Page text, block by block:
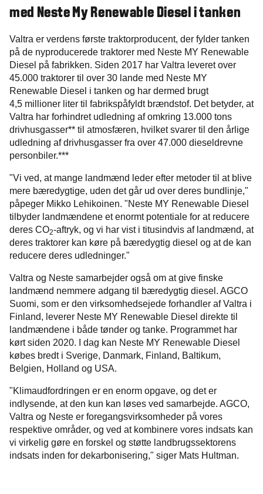
med Neste My Renewable Diesel i tanken
Valtra er verdens første traktorproducent, der fylder tanken
på de nyproducerede traktorer med Neste MY Renewable
Diesel på fabrikken. Siden 2017 har Valtra leveret over
45.000 traktorer til over 30 lande med Neste MY
Renewable Diesel i tanken og har dermed brugt
4,5 millioner liter til fabrikspåfyldt brændstof. Det betyder, at
Valtra har forhindret udledning af omkring 13.000 tons
drivhusgasser** til atmosfæren, hvilket svarer til den årlige
udledning af drivhusgasser fra over 47.000 dieseldrevne
personbiler.***
"Vi ved, at mange landmænd leder efter metoder til at blive
mere bæredygtige, uden det går ud over deres bundlinje,"
påpeger Mikko Lehikoinen. "Neste MY Renewable Diesel
tilbyder landmændene et enormt potentiale for at reducere
deres CO2-aftryk, og vi har vist i titusindvis af landmænd, at
deres traktorer kan køre på bæredygtig diesel og at de kan
reducere deres udledninger."
Valtra og Neste samarbejder også om at give finske
landmænd nemmere adgang til bæredygtig diesel. AGCO
Suomi, som er den virksomhedsejede forhandler af Valtra i
Finland, leverer Neste MY Renewable Diesel direkte til
landmændene i både tønder og tanke. Programmet har
kørt siden 2020. I dag kan Neste MY Renewable Diesel
købes bredt i Sverige, Danmark, Finland, Baltikum,
Belgien, Holland og USA.
"Klimaudfordringen er en enorm opgave, og det er
indlysende, at den kun kan løses ved samarbejde. AGCO,
Valtra og Neste er foregangsvirksomheder på vores
respektive områder, og ved at kombinere vores indsats kan
vi virkelig gøre en forskel og støtte landbrugssektorens
indsats inden for dekarbonisering," siger Mats Hultman.